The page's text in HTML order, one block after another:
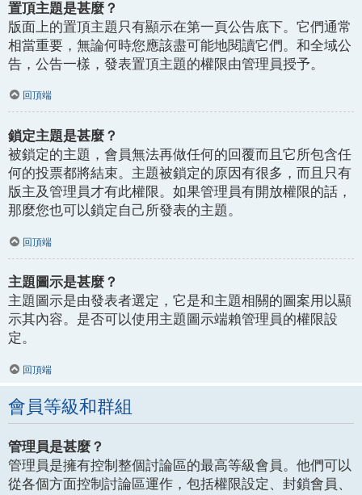
置頂主題是甚麼？
版面上的置頂主題只有顯示在第一頁公告底下。它們通常
相當重要，無論何時您應該盡可能地閱讀它們。和全域公
告，公告一樣，發表置頂主題的權限由管理員授予。
回頂端
鎖定主題是甚麼？
被鎖定的主題，會員無法再做任何的回覆而且它所包含任
何的投票都將結束。主題被鎖定的原因有很多，而且只有
版主及管理員才有此權限。如果管理員有開放權限的話，
那麼您也可以鎖定自己所發表的主題。
回頂端
主題圖示是甚麼？
主題圖示是由發表者選定，它是和主題相關的圖案用以顯
示其內容。是否可以使用主題圖示端賴管理員的權限設
定。
回頂端
會員等級和群組
管理員是甚麼？
管理員是擁有控制整個討論區的最高等級會員。他們可以
從各個方面控制討論區運作，包括權限設定、封鎖會員、